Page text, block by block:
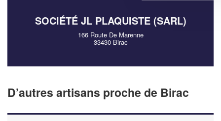
SOCIÉTÉ JL PLAQUISTE (SARL)
166 Route De Marenne
33430 Birac
D’autres artisans proche de Birac